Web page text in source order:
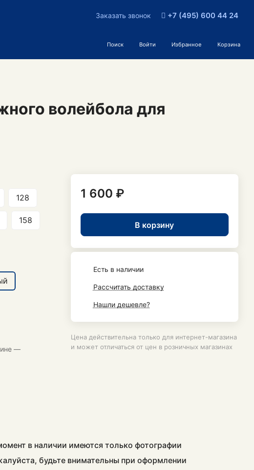
Заказать звонок +7 (495) 600 44 24
Поиск Войти Избранное Корзина
волейбола для
128
158
—
1 600 ₽
В корзину
Есть в наличии
Рассчитать доставку
Нашли дешевле?
Цена действительна только для интернет-магазина
и может отличаться от цен в розничных магазинах
в наличии имеются только фотографии
будьте внимательны при оформлении